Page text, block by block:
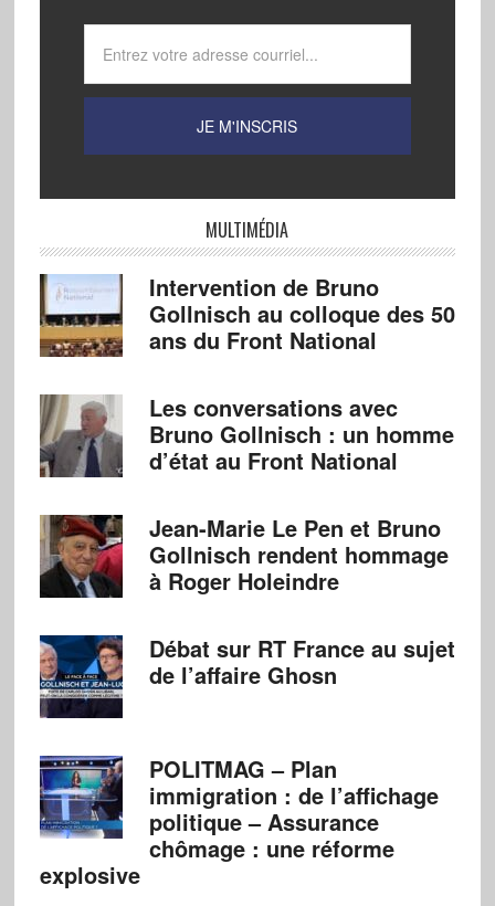
MULTIMÉDIA
Intervention de Bruno
Gollnisch au colloque des 50
ans du Front National
Les conversations avec
Bruno Gollnisch : un homme
d’état au Front National
Jean-Marie Le Pen et Bruno
Gollnisch rendent hommage
à Roger Holeindre
Débat sur RT France au sujet
de l’affaire Ghosn
POLITMAG – Plan
immigration : de l’affichage
politique – Assurance
chômage : une réforme
explosive